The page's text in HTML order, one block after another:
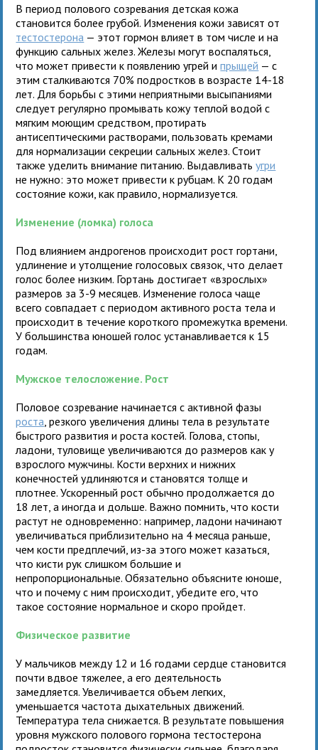
В период полового созревания детская кожа
становится более грубой. Изменения кожи зависят от
тестостерона — этот гормон влияет в том числе и на
функцию сальных желез. Железы могут воспаляться,
что может привести к появлению угрей ипрыщей — с
этим сталкиваются 70% подростков в возрасте 14-18
лет. Для борьбы с этими неприятными высыпаниями
следует регулярно промывать кожу теплой водой с
мягким моющим средством, протирать
антисептическими растворами, пользовать кремами
для нормализации секреции сальных желез. Стоит
также уделить внимание питанию. Выдавливатьугри
не нужно: это может привести к рубцам. К 20 годам
состояние кожи, как правило, нормализуется.
Изменение (ломка) голоса
Под влиянием андрогенов происходит рост гортани,
удлинение и утолщение голосовых связок, что делает
голос более низким. Гортань достигает «взрослых»
размеров за 3-9 месяцев. Изменение голоса чаще
всего совпадает с периодом активного роста тела и
происходит в течение короткого промежутка времени.
У большинства юношей голос устанавливается к 15
годам.
Мужское телосложение. Рост
Половое созревание начинается с активной фазы
роста , резкого увеличения длины тела в результате
быстрого развития и роста костей. Голова, стопы,
ладони, туловище увеличиваются до размеров как у
взрослого мужчины. Кости верхних и нижних
конечностей удлиняются и становятся толще и
плотнее. Ускоренный рост обычно продолжается до
18 лет, а иногда и дольше. Важно помнить, что кости
растут не одновременно: например, ладони начинают
увеличиваться приблизительно на 4 месяца раньше,
чем кости предплечий, из-за этого может казаться,
что кисти рук слишком большие и
непропорциональные. Обязательно объясните юноше,
что и почему с ним происходит, убедите его, что
такое состояние нормальное и скоро пройдет.
Физическое развитие
У мальчиков между 12 и 16 годами сердце становится
почти вдвое тяжелее, а его деятельность
замедляется. Увеличивается объем легких,
уменьшается частота дыхательных движений.
Температура тела снижается. В результате повышения
уровня мужского полового гормона тестостерона